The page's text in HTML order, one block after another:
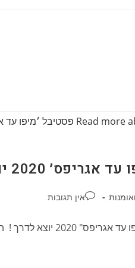
2020 יוצא לדרך!
תגובות:אין תגובות
פסטיבל המחול